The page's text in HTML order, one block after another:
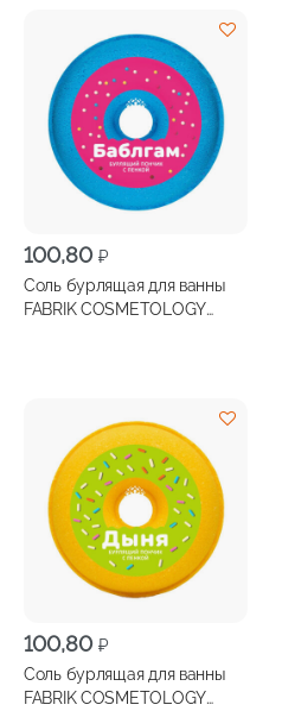
100,80 ₽
Соль бурлящая для ванны
FABRIK COSMETOLOGY
100,80 ₽
Соль бурлящая для ванны
FABRIK COSMETOLOGY